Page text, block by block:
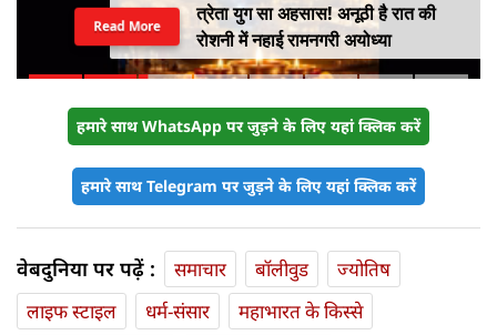
त्रेता युग सा अहसास! अनूठी है रात की
रोशनी में नहाई रामनगरी अयोध्या
Read More
हमारे साथ WhatsApp पर जुड़ने के लिए यहां क्लिक करें
हमारे साथ Telegram पर जुड़ने के लिए यहां क्लिक करें
वेबदुनिया पर पढ़ें : समाचार बॉलीवुड
ज्योतिष
लाइफ स्‍टाइल
धर्म-संसार
महाभारत के किस्से